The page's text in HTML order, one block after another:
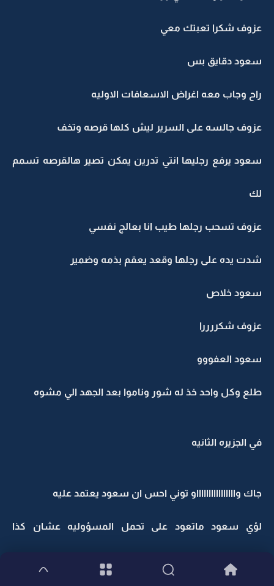
عزوف شكرا تعبتك معي
سعود دقايق بس
راح وجاب معه اغراض الاسعافات الاوليه
عزوف جالسه على السرير ليش كلها قرصه وتخف
سعود يرفع رجليها انتي تدرين يمكن تصير هالقرصه تسمم
لك
عزوف تسحب رجلها طيب انا بعالج نفسي
شدت يده على رجلها وقعد يعقم بذمه وضمير
سعود خلاص
عزوف شكررررا
سعود العفووو
طلع وكل واحد خذ له شور وناموا بعد الجهد الي مشوه
في الجزيره الثانيه
جاك وااااااااااااااااو توني احس ان سعود يعتمد عليه
لؤي سعود ماتعود على تحمل المسؤوليه عشان كذا